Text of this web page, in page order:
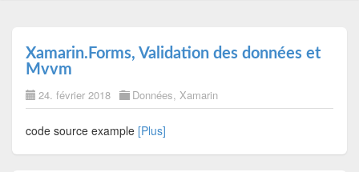
Xamarin.Forms, Validation des données et
Mvvm
24. février 2018 Données, Xamarin
code source example [Plus]